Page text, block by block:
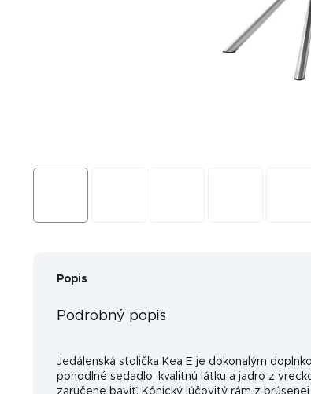
Popis
Podrobný popis
Jedálenská stolička Kea E je dokonalým
pohodlné sedadlo, kvalitnú látku a jadro z